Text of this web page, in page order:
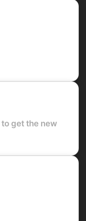
get the new